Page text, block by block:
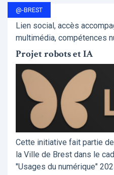
@-BREST
Lien social, accès
multimédia, compétences
Projet robots et IA
Cette initiative fait partie
la Ville de Brest dans le
"Usages du numérique"